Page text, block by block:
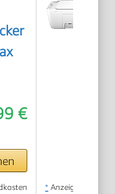
€
* Anzeige